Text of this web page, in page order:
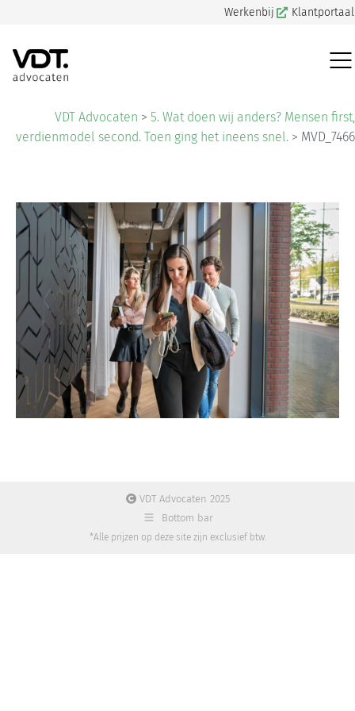
Werkenbij Klantportaal
VDT Advocaten > 5. Wat doen wij anders? Mensen first,
verdienmodel second. Toen ging het ineens snel. > MVD_7466
VDT Advocaten 2025
Bottom bar
*Alle prijzen op deze site zijn exclusief btw.